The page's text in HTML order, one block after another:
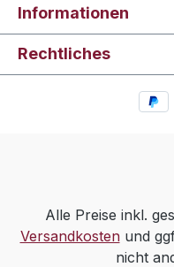
Freud verkünd ich
euchEs ist ein Ros
entsprungenEs
kommt ein Schiff
geladenEs wird
überallGloria in
excelsis DeoGo Tell
Informationen
Rechtliches
Alle Preise inkl.
Versandkostenund
nicht